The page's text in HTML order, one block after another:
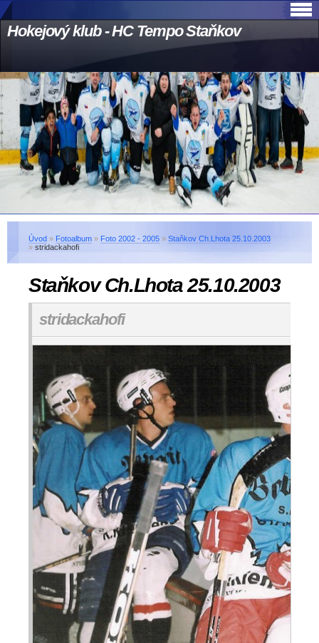
Hokejový klub - HC Tempo Staňkov
Úvod » Fotoalbum » Foto 2002 - 2005 » Staňkov Ch.Lhota 25.10.2003
» stridackahofi
Staňkov Ch.Lhota 25.10.2003
stridackahofi